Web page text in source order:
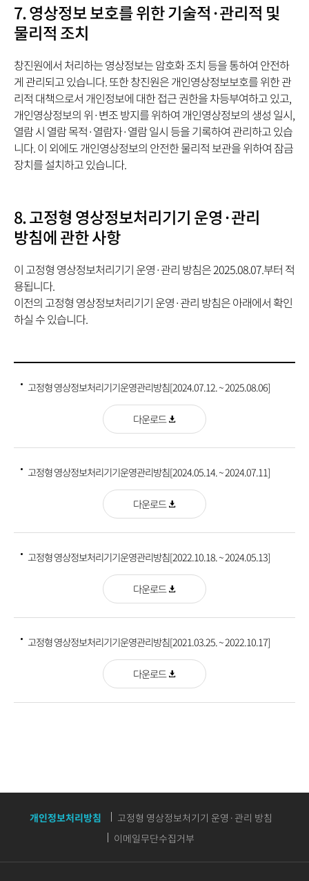
구
분
하
여
안
내
합
니
다.
7. 영상정보 보호를 위한 기술적·관리적 및
물리적 조치
창진원에서 처리하는 영상정보는 암호화 조치 등을 통하여 안전하
게 관리되고 있습니다. 또한 창진원은 개인영상정보보호를 위한 관
리적 대책으로서 개인정보에 대한 접근 권한을 차등부여하고 있고,
개인영상정보의 위·변조 방지를 위하여 개인영상정보의 생성 일시,
열람 시 열람 목적·열람자·열람 일시 등을 기록하여 관리하고 있습
니다. 이 외에도 개인영상정보의 안전한 물리적 보관을 위하여 잠금
장치를 설치하고 있습니다.
8. 고정형 영상정보처리기기 운영·관리
방침에 관한 사항
이 고정형 영상정보처리기기 운영·관리 방침은 2025.08.07.부터 적
용됩니다.
이전의 고정형 영상정보처리기기 운영·관리 방침은 아래에서 확인
하실 수 있습니다.
고정형 영상정보처리기기운영관리방침[2024.07.12. ~ 2025.08.06]
다운로드
고정형 영상정보처리기기운영관리방침[2024.05.14. ~ 2024.07.11]
다운로드
고정형 영상정보처리기기운영관리방침[2022.10.18. ~ 2024.05.13]
다운로드
고정형 영상정보처리기기운영관리방침[2021.03.25. ~ 2022.10.17]
다운로드
개인정보처리방침
고정형 영상정보처기기 운영·관리 방침
이메일무단수집거부